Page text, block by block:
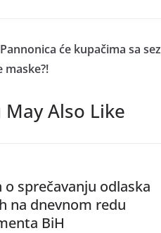
će kupačima sa
May Also Like
o sprečavanju odlaska
na dnevnom redu
BiH